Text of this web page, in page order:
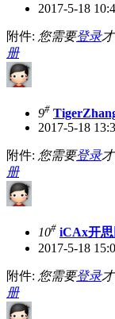
2017-5-18
附件: 您需要登录
册
9#
2017-5-18
附件: 您需要登录
册
10# iCAx开思
2017-5-18
附件: 您需要登录
册